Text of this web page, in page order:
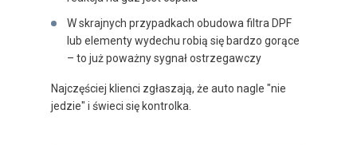
W skrajnych przypadkach obudowa filtra DPF
lub elementy wydechu robią się bardzo gorące
– to już poważny sygnał ostrzegawczy
Najczęściej klienci zgłaszają, że auto nagle "nie
jedzie" i świeci się kontrolka.